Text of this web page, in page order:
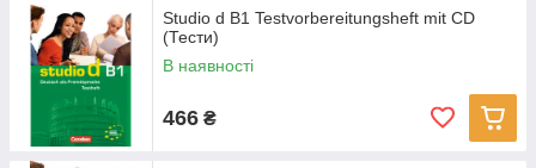
Studio d B1 Testvorbereitungsheft mit CD
(Тести)
В наявності
466 ₴